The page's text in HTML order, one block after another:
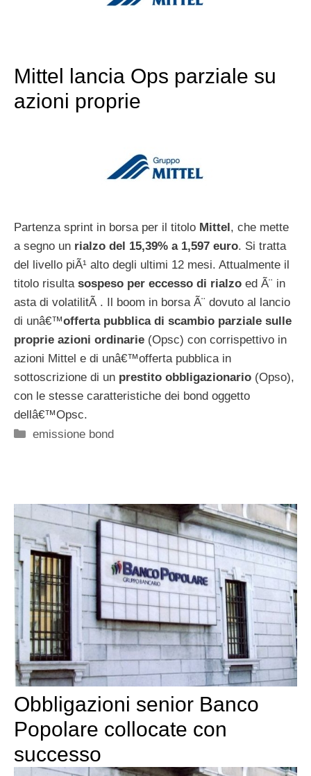
Mittel lancia Ops parziale su
azioni proprie
Partenza sprint in borsa per il titolo Mittel, che mette
a segno un rialzo del 15,39% a 1,597 euro. Si tratta
del livello piÃ¹ alto degli ultimi 12 mesi. Attualmente il
titolo risulta sospeso per eccesso di rialzo ed Ã¨ in
asta di volatilitÃ . Il boom in borsa Ã¨ dovuto al lancio
di unâ€™offerta pubblica di scambio parziale sulle
proprie azioni ordinarie (Opsc) con corrispettivo in
azioni Mittel e di unâ€™offerta pubblica in
sottoscrizione di un prestito obbligazionario (Opso),
con le stesse caratteristiche dei bond oggetto
dellâ€™Opsc.
Categorie
emissione bond
Obbligazioni senior Banco
Popolare collocate con
successo